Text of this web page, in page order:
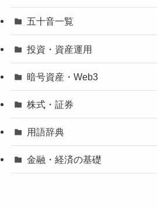
五十音一覧
投資・資産運用
暗号資産・Web3
株式・証券
用語辞典
金融・経済の基礎